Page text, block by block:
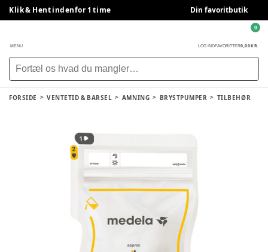
Klik & Hent indenfor 1 time Din favoritbutik
MENU LOG INDFAVORITTER0,00 KR.
0
FORSIDE VENTETID & BARSEL AMNING BRYSTPUMPER TILBEHØR